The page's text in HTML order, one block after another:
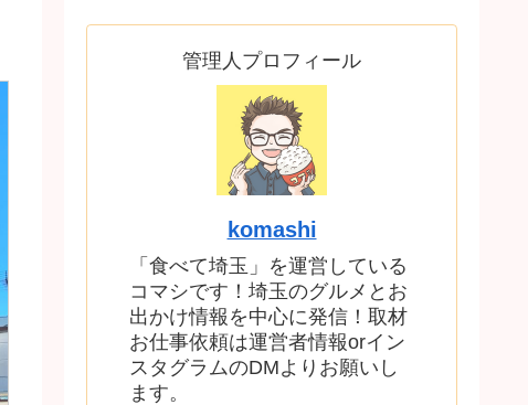
管理人プロフィール
komashi
「食べて埼玉」を運営している
コマシです！埼玉のグルメとお
出かけ情報を中心に発信！取材
お仕事依頼は運営者情報orイン
スタグラムのDMよりお願いし
ます。